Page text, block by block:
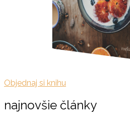
Objednaj si knihu
najnovšie články